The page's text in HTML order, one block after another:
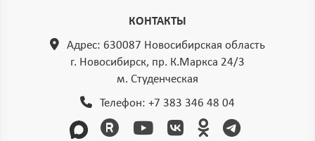
КОНТАКТЫ
Адрес: 630087 Новосибирская область
г. Новосибирск, пр. К.Маркса 24/3
м. Студенческая
Телефон: +7 383 346 48 04